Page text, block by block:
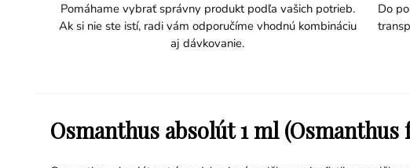
Pomáhame vybrať správny produkt podľa vašich potrieb.
Ak si nie ste istí, radi vám odporučíme vhodnú kombináciu
aj dávkovanie.
Do
Osmanthus absolút 1 ml (Osmanthus